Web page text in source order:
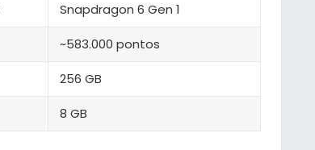
Snapdragon 6 Gen 1
~583.000 pontos
256 GB
8 GB